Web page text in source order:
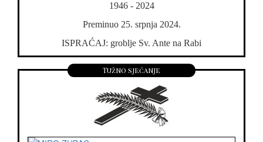
1946 - 2024
Preminuo 25. srpnja 2024.
ISPRAĆAJ: groblje Sv. Ante na Rabi
Tužno sjećanje